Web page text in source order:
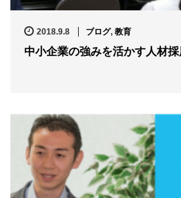
2018.9.8 ブログ, 教育
中小企業の強みを活かす人材